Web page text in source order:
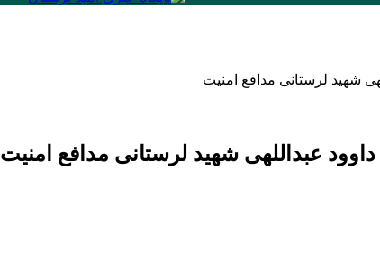
شهید لرستانی مدافع امنیت
عبداللهی شهید لرستانی مدافع امنیت